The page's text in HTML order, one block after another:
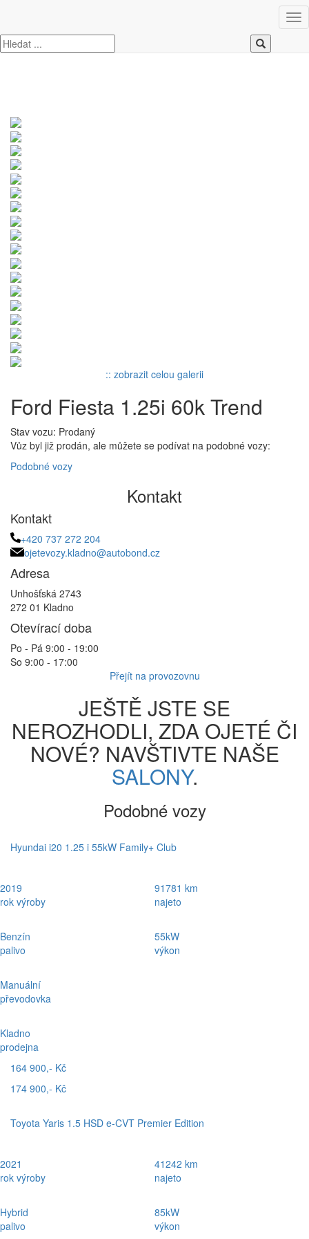
:: zobrazit celou galerii
Ford Fiesta 1.25i 60k Trend
Stav vozu: Prodaný
Vůz byl již prodán, ale můžete se podívat na podobné vozy:
Podobné vozy
Kontakt
Kontakt
+420 737 272 204
ojetevozy.kladno@autobond.cz
Adresa
Unhošťská 2743
272 01 Kladno
Otevírací doba
Po - Pá 9:00 - 19:00
So 9:00 - 17:00
Přejít na provozovnu
JEŠTĚ JSTE SE
NEROZHODLI, ZDA OJETÉ ČI
NOVÉ? NAVŠTIVTE NAŠE
SALONY.
Podobné vozy
Hyundai i20 1.25 i 55kW Family+ Club
2019
rok výroby
Benzín
palivo
Manuální
převodovka
Kladno
prodejna
91781 km
najeto
55kW
výkon
164 900,- Kč
174 900,- Kč
Toyota Yaris 1.5 HSD e-CVT Premier Edition
2021
rok výroby
Hybrid
palivo
41242 km
najeto
85kW
výkon